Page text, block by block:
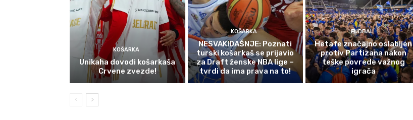
KOŠARKA
Unikaha dovodi košarkaša
Crvene zvezde!
KOŠARKA
NESVAKIDAŠNJE: Poznati
turski košarkaš se prijavio
za Draft ženske NBA lige –
tvrdi da ima prava na to!
FUDBAL
Hetafe značajno oslabljen
protiv Partizana nakon
teške povrede važnog
igrača